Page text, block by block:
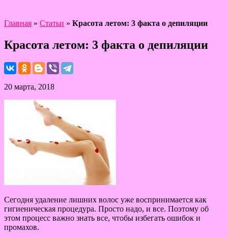
Главная » Статьи » Красота летом: 3 факта о депиляции
Красота летом: 3 факта о депиляции
20 марта, 2018
Сегодня удаление лишних волос уже воспринимается как
гигиеническая процедура. Просто надо, и все. Поэтому об
этом процесс важно знать все, чтобы избегать ошибок и
промахов.